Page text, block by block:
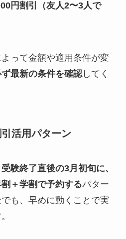
円割引（友人2〜3人で
って金額や適用条件が変
最新の条件を確認してく
活用パターン
受験終了直後の3月初旬に、
＋学割で予約するパター
も、早めに動くことで実